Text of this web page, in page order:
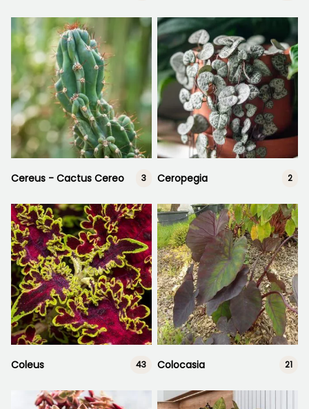
Cereus - Cactus Cereo 3 Ceropegia 2
Coleus 43 Colocasia 21